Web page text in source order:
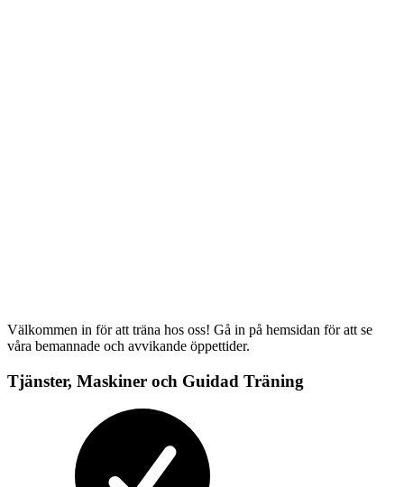
Välkommen in för att träna hos oss! Gå in på hemsidan för att se
våra bemannade och avvikande öppettider.
Tjänster, Maskiner och Guidad Träning